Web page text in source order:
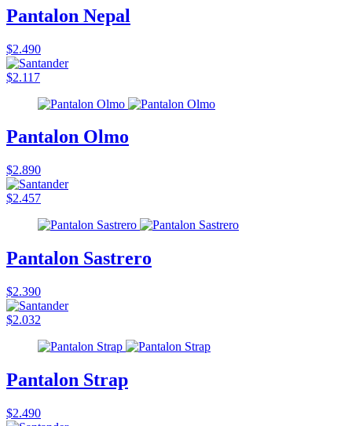
Pantalon Nepal
$2.490
$2.117
Pantalon Olmo
$2.890
$2.457
Pantalon Sastrero
$2.390
$2.032
Pantalon Strap
$2.490